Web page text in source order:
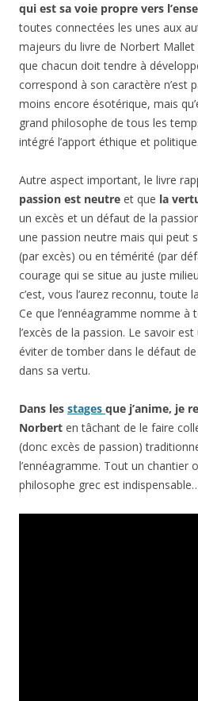
qui est sa voie propre vers
toutes connectées les unes aux
majeurs du livre de Norbert Mallet
que chacun doit tendre à
correspond à son caractère n’est
moins encore ésotérique, mais
grand philosophe de tous les
intégré l’apport éthique et
Autre aspect important, le livre
passion est neutre et que la
un excès et un défaut de la
une passion neutre mais qui peut
(par excès) ou en témérité (par
courage qui se situe au juste
c’est, vous l’aurez reconnu, toute
Ce que l’ennéagramme nomme à
l’excès de la passion. Le savoir
éviter de tomber dans le défaut
dans sa vertu.
Dans les stages que j’anime, je
Norbert en tâchant de le faire
(donc excès de passion)
l’ennéagramme. Tout un chantier
philosophe grec est